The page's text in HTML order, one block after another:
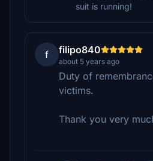
suit is running!
f filipo840
about 5 years ago
Duty of
victims.
Thank you very